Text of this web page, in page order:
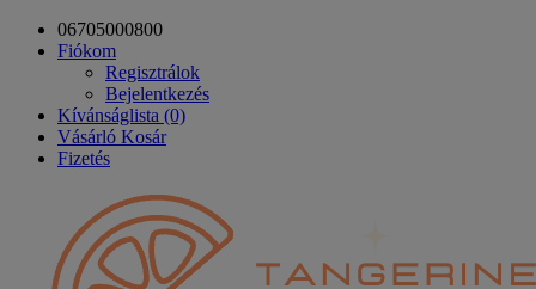
06705000800
Fiókom
Regisztrálok
Bejelentkezés
Kívánságlista (0)
Vásárló Kosár
Fizetés